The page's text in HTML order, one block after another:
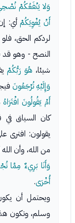
وَلا يَنْفَعُكُمْ
أَنْ يُغْوِيَكُمْأي: إن
لردكم الحق،
النصح - وهو قد
شيئا، هُوَ رَبُّكُمْ
وَإِلَيْهِ تُرْجَعُونَ
أَمْ يَقُولُونَ افْتَرَاهُ
كان السياق
يقولون: افترى
من الله، وأن
وَأَنَا بَرِيءٌ مِمَّا
أُخْرَى.
ويحتمل أن
وسلم، وتكون